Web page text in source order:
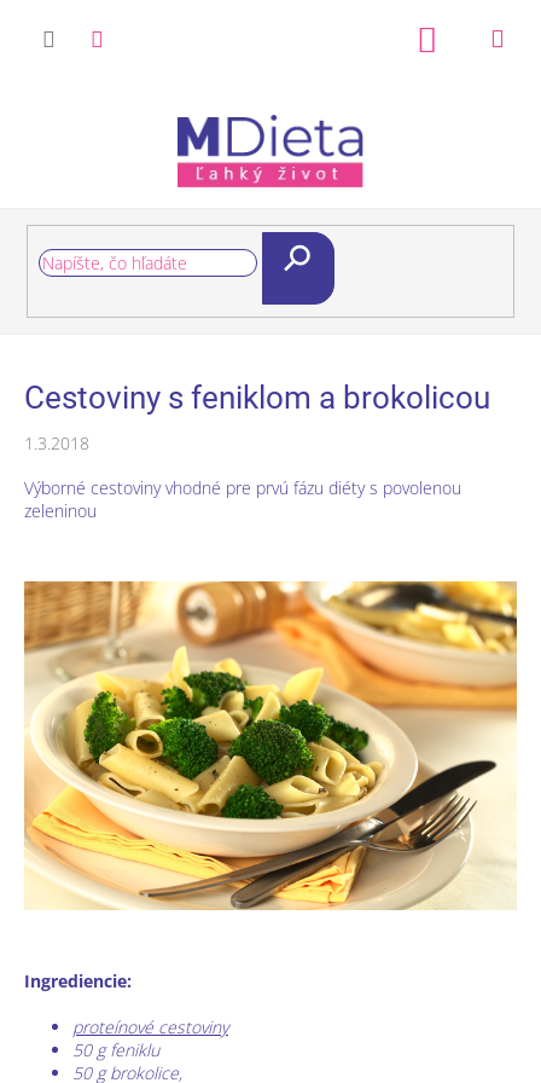
Nákupný
Cestoviny s feniklom a brokolicou
1.3.2018
Výborné cestoviny vhodné pre prvú fázu diéty s povolenou
zeleninou
Ingrediencie:
proteínové cestoviny
50 g feniklu
50 g brokolice,